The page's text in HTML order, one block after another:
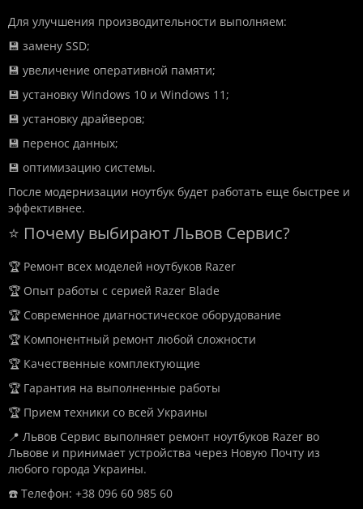
Для улучшения производительности выполняем:
💾 замену SSD;
💾 увеличение оперативной памяти;
💾 установку Windows 10 и Windows 11;
💾 установку драйверов;
💾 перенос данных;
💾 оптимизацию системы.
После модернизации ноутбук будет работать еще быстрее и
эффективнее.
⭐ Почему выбирают Львов Сервис?
🏆 Ремонт всех моделей ноутбуков Razer
🏆 Опыт работы с серией Razer Blade
🏆 Современное диагностическое оборудование
🏆 Компонентный ремонт любой сложности
🏆 Качественные комплектующие
🏆 Гарантия на выполненные работы
🏆 Прием техники со всей Украины
📍 Львов Сервис выполняет ремонт ноутбуков Razer во
Львове и принимает устройства через Новую Почту из
любого города Украины.
☎️ Телефон: +38 096 60 985 60